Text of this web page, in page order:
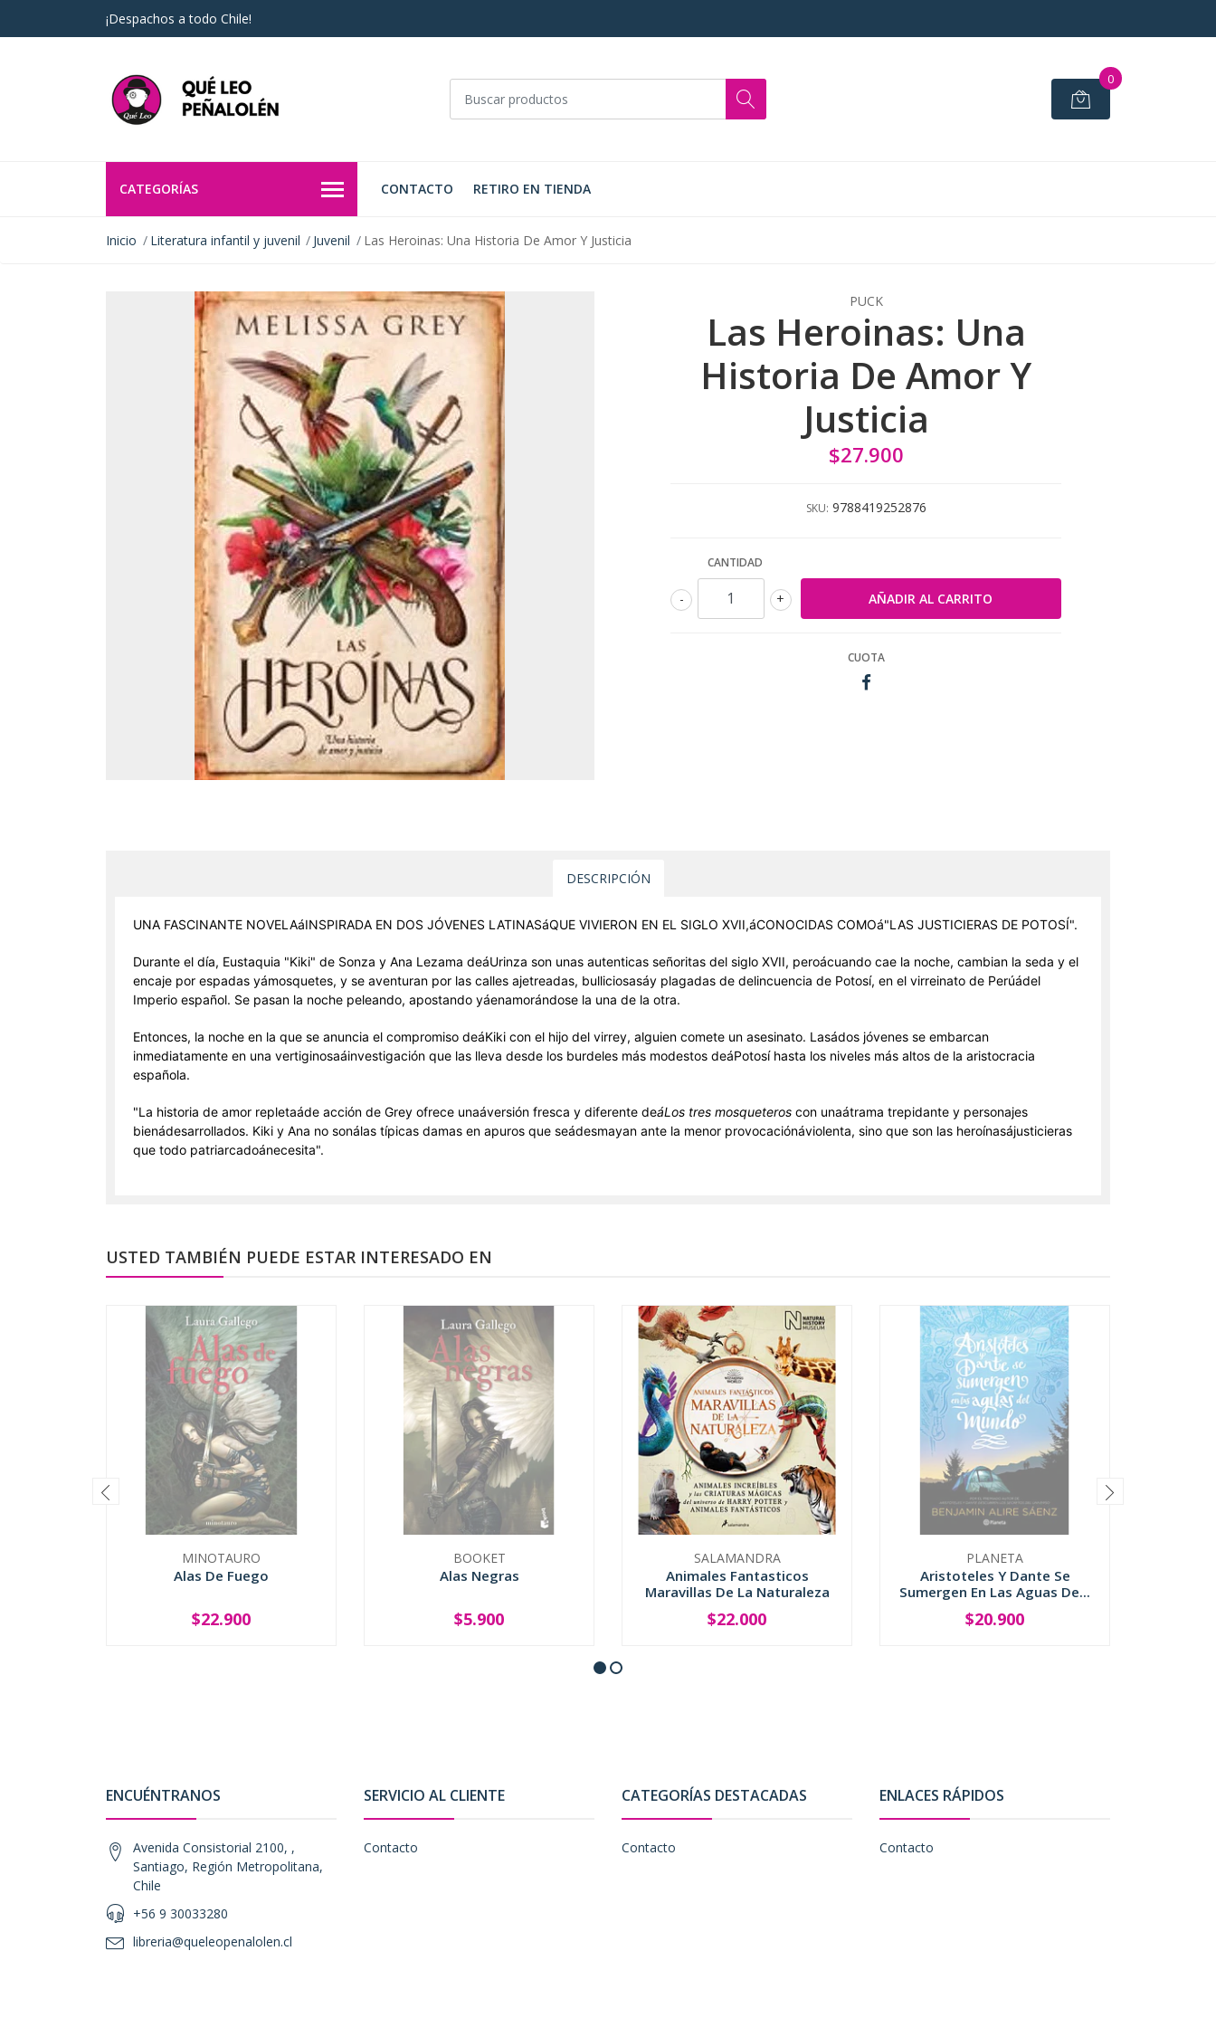
¡Despachos a todo Chile!
0
CATEGORÍAS CONTACTO RETIRO EN TIENDA
Inicio Literatura infantil y juvenil Juvenil Las Heroinas: Una Historia De Amor Y Justicia
PUCK
Las Heroinas: Una
Historia De Amor Y
Justicia
$27.900
SKU: 9788419252876
CANTIDAD
+
-
CUOTA
DESCRIPCIÓN
UNA FASCINANTE NOVELAáINSPIRADA EN DOS JÓVENES LATINASáQUE VIVIERON EN EL SIGLO XVII,áCONOCIDAS COMOá"LAS JUSTICIERAS DE POTOSÍ".
Durante el día, Eustaquia "Kiki" de Sonza y Ana Lezama deáUrinza son unas autenticas señoritas del siglo XVII, peroácuando cae la noche, cambian la seda y el
encaje por espadas yámosquetes, y se aventuran por las calles ajetreadas, bulliciosasáy plagadas de delincuencia de Potosí, en el virreinato de Perúádel
Imperio español. Se pasan la noche peleando, apostando yáenamorándose la una de la otra.
Entonces, la noche en la que se anuncia el compromiso deáKiki con el hijo del virrey, alguien comete un asesinato. Lasádos jóvenes se embarcan
inmediatamente en una vertiginosaáinvestigación que las lleva desde los burdeles más modestos deáPotosí hasta los niveles más altos de la aristocracia
española.
"La historia de amor repletaáde acción de Grey ofrece unaáversión fresca y diferente deáLos tres mosqueteros con unaátrama trepidante y personajes
bienádesarrollados. Kiki y Ana no sonálas típicas damas en apuros que seádesmayan ante la menor provocaciónáviolenta, sino que son las heroínasájusticieras
que todo patriarcadoánecesita".
USTED TAMBIÉN PUEDE ESTAR INTERESADO EN
MINOTAURO
Alas De Fuego
SOLD OUT
$22.900
BOOKET
Alas Negras
SOLD OUT
$5.900
SALAMANDRA
Animales Fantasticos
Maravillas De La Naturaleza
+
$22.000
PLANETA
Aristoteles Y Dante Se
Sumergen En Las Aguas De...
SOLD OUT
$20.900
ENCUÉNTRANOS
Avenida Consistorial 2100, ,
Santiago, Región Metropolitana,
Chile
+56 9 30033280
libreria@queleopenalolen.cl
SERVICIO AL CLIENTE
Contacto
CATEGORÍAS DESTACADAS
Contacto
ENLACES RÁPIDOS
Contacto